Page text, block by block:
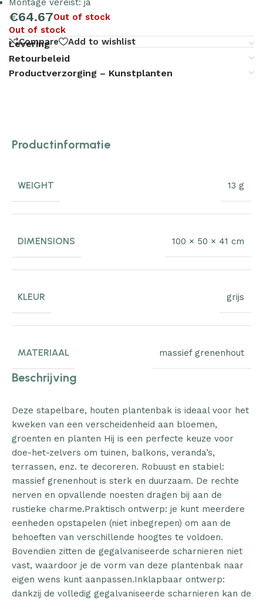
Montage vereist: ja
€64.67Out of stock
Out of stock
Compare
Add to wishlist
Levering
Retourbeleid
Productverzorging – Kunstplanten
Productinformatie
WEIGHT 13 g
DIMENSIONS 100 × 50 × 41 cm
KLEUR grijs
MATERIAAL massief grenenhout
Beschrijving
Deze stapelbare, houten plantenbak is ideaal voor het
kweken van een verscheidenheid aan bloemen,
groenten en planten Hij is een perfecte keuze voor
doe-het-zelvers om tuinen, balkons, veranda’s,
terrassen, enz. te decoreren. Robuust en stabiel:
massief grenenhout is sterk en duurzaam. De rechte
nerven en opvallende noesten dragen bij aan de
rustieke charme.Praktisch ontwerp: je kunt meerdere
eenheden opstapelen (niet inbegrepen) om aan de
behoeften van verschillende hoogtes te voldoen.
Bovendien zitten de gegalvaniseerde scharnieren niet
vast, waardoor je de vorm van deze plantenbak naar
eigen wens kunt aanpassen.Inklapbaar ontwerp:
dankzij de volledig gegalvaniseerde scharnieren kan de